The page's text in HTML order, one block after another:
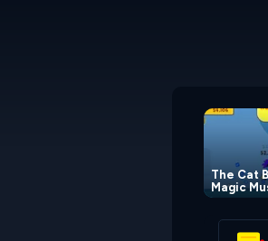
The Cat
Magic